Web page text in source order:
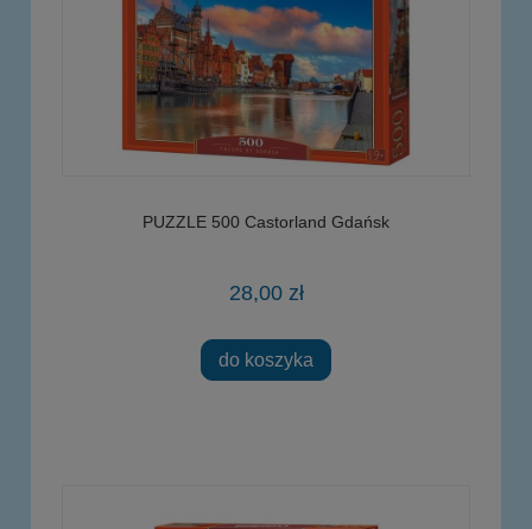
PUZZLE 500 Castorland Gdańsk
28,00 zł
do koszyka